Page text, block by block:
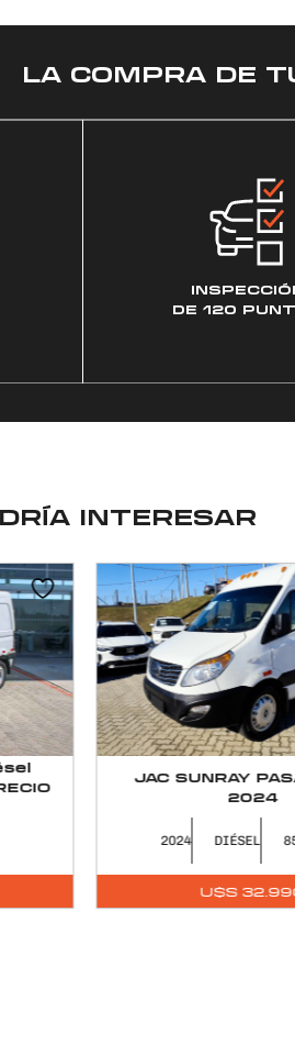
LA COMPRA DE
DE 120
INTERESAR
JAC SUNRAY
2024
2024 DIÉSEL
U$S